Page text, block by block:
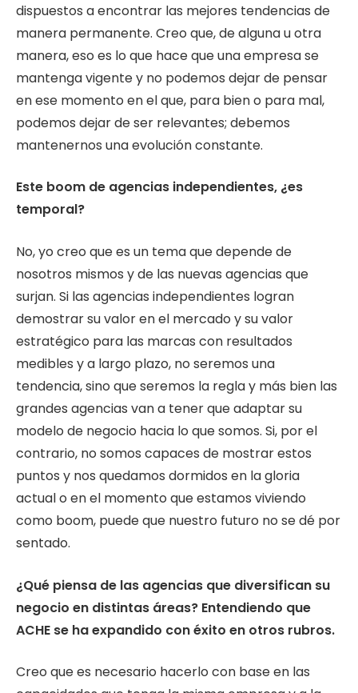
dispuestos a encontrar las mejores tendencias de
manera permanente. Creo que, de alguna u otra
manera, eso es lo que hace que una empresa se
mantenga vigente y no podemos dejar de pensar
en ese momento en el que, para bien o para mal,
podemos dejar de ser relevantes; debemos
mantenernos una evolución constante.
Este boom de agencias independientes, ¿es
temporal?
No, yo creo que es un tema que depende de
nosotros mismos y de las nuevas agencias que
surjan. Si las agencias independientes logran
demostrar su valor en el mercado y su valor
estratégico para las marcas con resultados
medibles y a largo plazo, no seremos una
tendencia, sino que seremos la regla y más bien las
grandes agencias van a tener que adaptar su
modelo de negocio hacia lo que somos. Si, por el
contrario, no somos capaces de mostrar estos
puntos y nos quedamos dormidos en la gloria
actual o en el momento que estamos viviendo
como boom, puede que nuestro futuro no se dé por
sentado.
¿Qué piensa de las agencias que diversifican su
negocio en distintas áreas? Entendiendo que
ACHE se ha expandido con éxito en otros rubros.
Creo que es necesario hacerlo con base en las